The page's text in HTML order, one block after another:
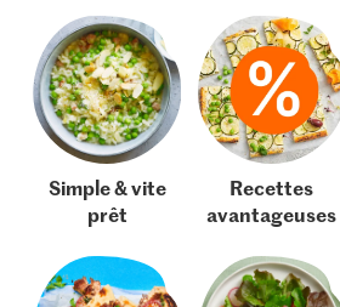
Simple & vite
prêt
Recettes
avantageuses